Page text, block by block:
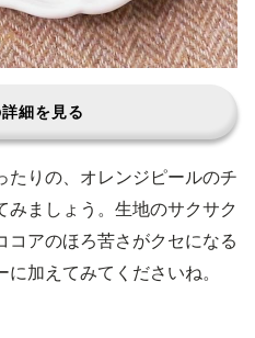
細を見る
たりの、オレンジピールのチ
みましょう。生地のサクサク
アのほろ苦さがクセになる
加えてみてくださいね。